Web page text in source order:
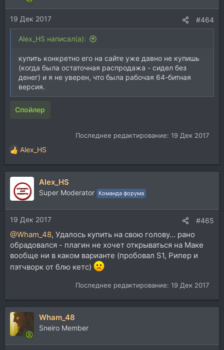
19 Дек 2017 #464
Alex_HS написал(а):
купить конкретно его на сайте уже давно не купишь
(когда была остаточная распродажа - сидел без
денег) и я не уверен, что была рабочая 64-битная
версия.
Спойлер
Последнее редактирование: 19 Дек 2017
Р
е
а
ц
и
и
:
Alex_HS
Alex_HS
Super Moderator Команда форума
19 Дек 2017 #465
@Wham_48, Удалось купить на свою голову... рано
обрадовался - плагин не хочет открываться на Маке
вообще ни в каком варианте (пробовал S1, Рипер и
пэтчворк от блю кетс)
Последнее редактирование: 19 Дек 2017
Wham_48
Sneiro Member